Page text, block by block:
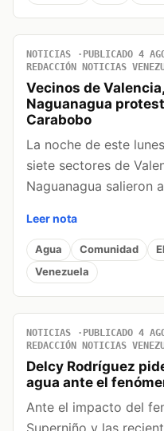
NOTICIAS PUBLICADO 4
REDACCIÓN NOTICIAS
Vecinos de
Naguanagua
Carabobo
La noche de este
siete sectores de
Naguanagua salieron
Leer nota
Agua Comunidad
Venezuela
NOTICIAS PUBLICADO 4
REDACCIÓN NOTICIAS
Delcy Rodríguez
agua ante el
Ante el impacto del
Superniño y las